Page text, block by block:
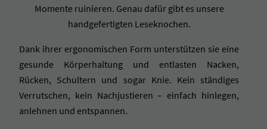
Momente ruinieren. Genau dafür gibt es unsere
handgefertigten Leseknochen.
Dank ihrer ergonomischen Form unterstützen sie eine
gesunde Körperhaltung und entlasten Nacken,
Rücken, Schultern und sogar Knie. Kein ständiges
Verrutschen, kein Nachjustieren – einfach hinlegen,
anlehnen und entspannen.